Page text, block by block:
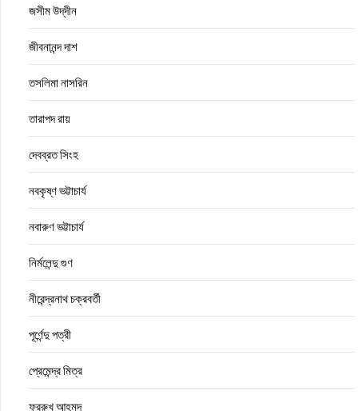
জসীম উদ্‌দীন
জীবনানন্দ দাশ
তসলিমা নাসরিন
তারাপদ রায়
দেবব্রত সিংহ
নবকৃষ্ণ ভট্টাচার্য
নবারুণ ভট্টাচার্য
নির্মলেন্দু গুণ
নীরেন্দ্রনাথ চক্রবর্তী
পূর্ণেন্দু পত্রী
প্রেমেন্দ্র মিত্র
ফররুখ আহমদ